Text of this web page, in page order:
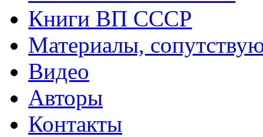
Книги ВП СССР
Материалы,
Видео
Авторы
Контакты